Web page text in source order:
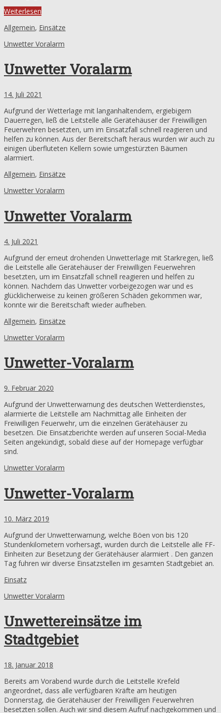
Weiterlesen
Allgemein, Einsätze
Unwetter Voralarm
Unwetter Voralarm
14. Juli 2021
Aufgrund der Wetterlage mit langanhaltendem, ergiebigem
Dauerregen, ließ die Leitstelle alle Gerätehäuser der Freiwilligen
Feuerwehren besetzten, um im Einsatzfall schnell reagieren und
helfen zu können. Aus der Bereitschaft heraus wurden wir auch zu
einigen überfluteten Kellern sowie umgestürzten Bäumen
alarmiert.
Allgemein, Einsätze
Unwetter Voralarm
Unwetter Voralarm
4. Juli 2021
Aufgrund der erneut drohenden Unwetterlage mit Starkregen, ließ
die Leitstelle alle Gerätehäuser der Freiwilligen Feuerwehren
besetzten, um im Einsatzfall schnell reagieren und helfen zu
können. Nachdem das Unwetter vorbeigezogen war und es
glücklicherweise zu keinen größeren Schäden gekommen war,
konnte wir die Bereitschaft wieder aufheben.
Allgemein, Einsätze
Unwetter Voralarm
Unwetter-Voralarm
9. Februar 2020
Aufgrund der Unwetterwarnung des deutschen Wetterdienstes,
alarmierte die Leitstelle am Nachmittag alle Einheiten der
Freiwilligen Feuerwehr, um die einzelnen Gerätehäuser zu
besetzen. Die Einsatzberichte werden auf unseren Social-Media
Seiten angekündigt, sobald diese auf der Homepage verfügbar
sind.
Unwetter Voralarm
Unwetter-Voralarm
10. März 2019
Aufgrund der Unwetterwarnung, welche Böen von bis 120
Stundenkilometern vorhersagt, wurden durch die Leitstelle alle FF-
Einheiten zur Besetzung der Gerätehäuser alarmiert . Den ganzen
Tag fuhren wir diverse Einsatzstellen im gesamten Stadtgebiet an.
Einsatz
Unwetter Voralarm
Unwettereinsätze im
Stadtgebiet
18. Januar 2018
Bereits am Vorabend wurde durch die Leitstelle Krefeld
angeordnet, dass alle verfügbaren Kräfte am heutigen
Donnerstag, die Gerätehäuser der Freiwilligen Feuerwehren
besetzten sollen. Auch wir sind diesem Aufruf nachgekommen und